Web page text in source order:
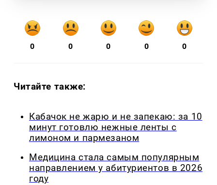
0 0 0 0 0
Читайте также:
Кабачок не жарю и не запекаю: за 10
минут готовлю нежные ленты с
лимоном и пармезаном
Медицина стала самым популярным
направлением у абитуриентов в 2026
году